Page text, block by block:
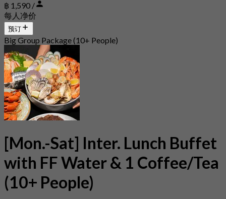
฿ 1,590 /
每人净价
预订
Big Group Package (10+ People)
[Mon.-Sat] Inter. Lunch Buffet
with FF Water & 1 Coffee/Tea
(10+ People)